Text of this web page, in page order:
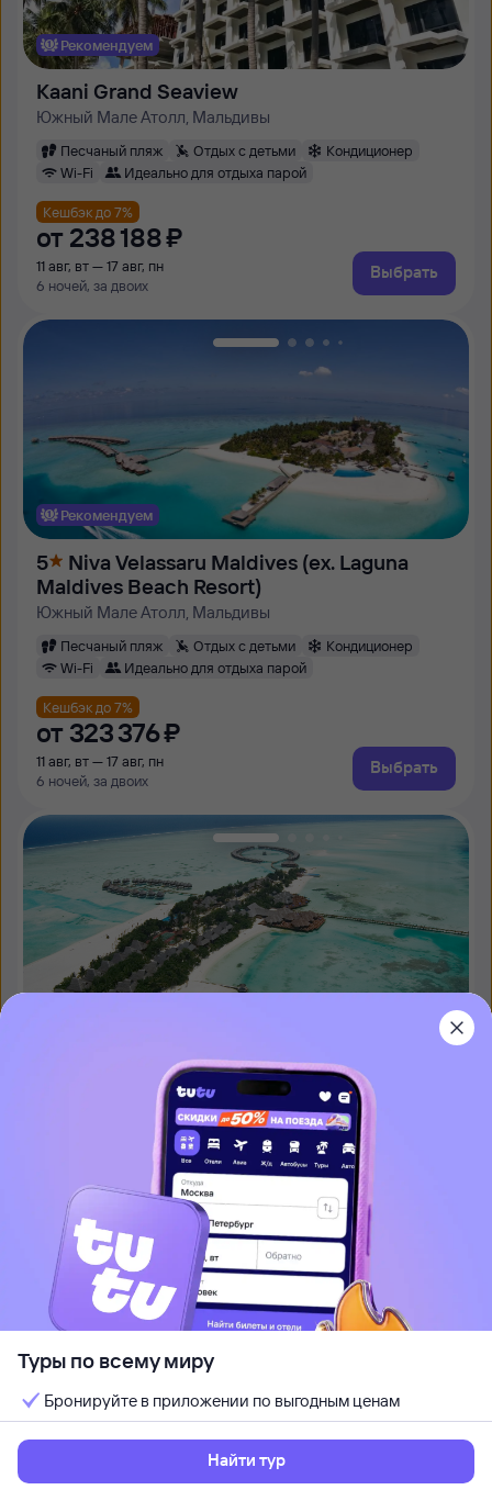
Рекомендуем
Kaani Grand Seaview
Южный Мале Атолл, Мальдивы
Песчаный пляж Отдых с детьми
Кондиционер
Wi-Fi
Идеально для отдыха парой
Кешбэк до 7%
от 238 ⁠188 ⁠₽
11 авг, вт — 17 авг, пн
6 ночей, за двоих
Выбрать
Рекомендуем
5
Niva Velassaru Maldives (ex. Laguna
Maldives Beach Resort)
Южный Мале Атолл, Мальдивы
Песчаный пляж Отдых с детьми
Кондиционер
Wi-Fi
Идеально для отдыха парой
Кешбэк до 7%
от 323 ⁠376 ⁠₽
11 авг, вт — 17 авг, пн
6 ночей, за двоих
Выбрать
Sun Siyam Olhuveli (ex. Olhuveli Beach
& Spa Resort)
Южный Мале Атолл, Мальдивы
Песчаный пляж Отдых с детьми
Кондиционер
Идеально для отдыха парой
Кешбэк до 7%
от320 ⁠136 ⁠₽
11 авг, вт — 17 авг, пн
6 ночей, за двоих
Туры по всему миру
Бронируйте в приложении по выгодным ценам
Найти тур